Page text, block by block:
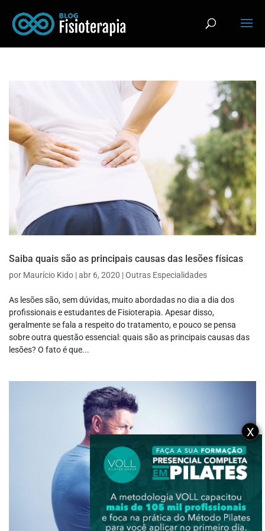
Saiba quais são as principais causas das lesões físicas
por Maurício Kido |abr 6, 2020 |Outras Especialidades
As lesões são, sem dúvidas, muito abordadas no dia a dia dos
profissionais e estudantes de Fisioterapia. Apesar disso,
geralmente se fala a respeito do tratamento, e pouco se pensa
sobre outra questão essencial: quais são as principais causas das
lesões? O fato é que...
X